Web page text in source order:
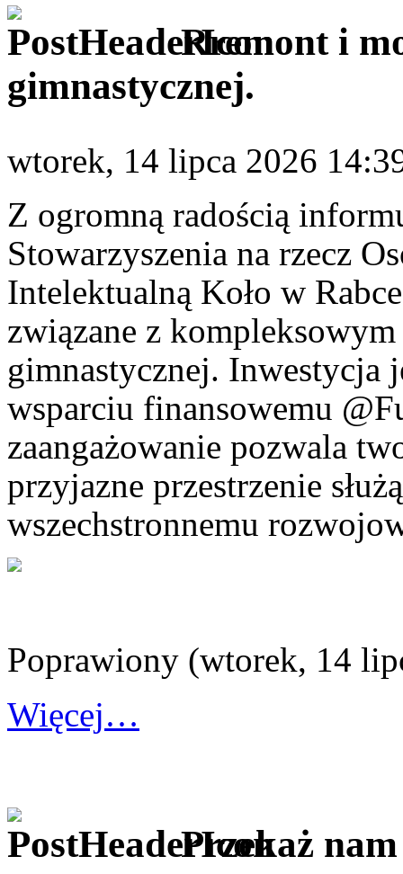
Rremont i
gimnastycznej.
wtorek, 14 lipca 2026
Z ogromną radością
Stowarzyszenia na rzecz
Intelektualną Koło w
związane z
gimnastycznej. Inwestycja
wsparciu finansowemu
zaangażowanie pozwala
przyjazne przestrzenie
wszechstronnemu
Poprawiony (wtorek, 14
Więcej…
Przekaż